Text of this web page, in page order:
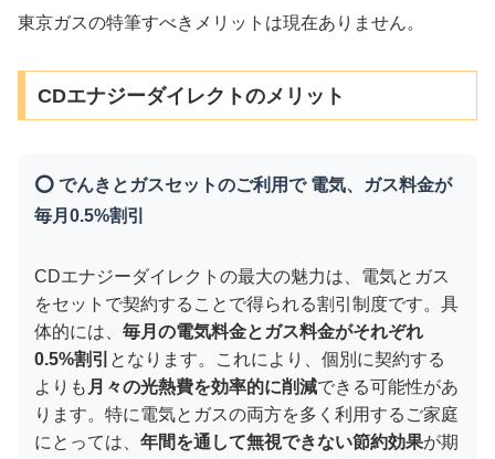
東京ガスの特筆すべきメリットは現在ありません。
CDエナジーダイレクトのメリット
⭕ でんきとガスセットのご利用で 電気、ガス料金が
毎月0.5%割引
CDエナジーダイレクトの最大の魅力は、電気とガス
をセットで契約することで得られる割引制度です。具
体的には、 毎月の電気料金とガス料金がそれぞれ
0.5%割引 となります。これにより、個別に契約する
よりも 月々の光熱費を効率的に削減できる可能性があ
ります。特に電気とガスの両方を多く利用するご家庭
にとっては、 年間を通して無視できない節約効果が期